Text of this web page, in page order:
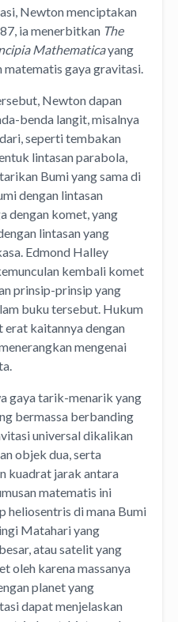
Newton menciptakan
ia menerbitkan The
Mathematicayang
matematis gaya gravitasi.
Newton dapan
benda langit, misalnya
seperti tembakan
lintasan parabola,
Bumi yang sama di
dengan lintasan
dengan komet, yang
lintasan yang
Edmond Halley
kembali komet
prinsip-prinsip yang
buku tersebut. Hukum
kaitannya dengan
mengenai
gaya tarik-menarik yang
bermassa berbanding
universal dikalikan
objek dua, serta
kuadrat jarak antara
matematis ini
heliosentris di mana Bumi
Matahari yang
atau satelit yang
oleh karena massanya
planet yang
dapat menjelaskan